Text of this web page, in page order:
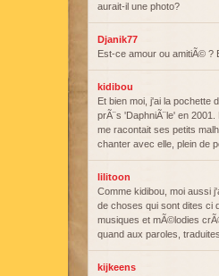
aurait-il une photo?
Djanik77
Est-ce amour ou amitiÃ©
kidibou
Et bien moi, j'ai la pochette
prÃ¨s 'DaphniÃ¨le' en
me racontait ses petits
chanter avec elle, plein de
lilitoon
Comme kidibou, moi aussi
de choses qui sont dites ci
musiques et mÃ©lodies
quand aux paroles,
kijkeens